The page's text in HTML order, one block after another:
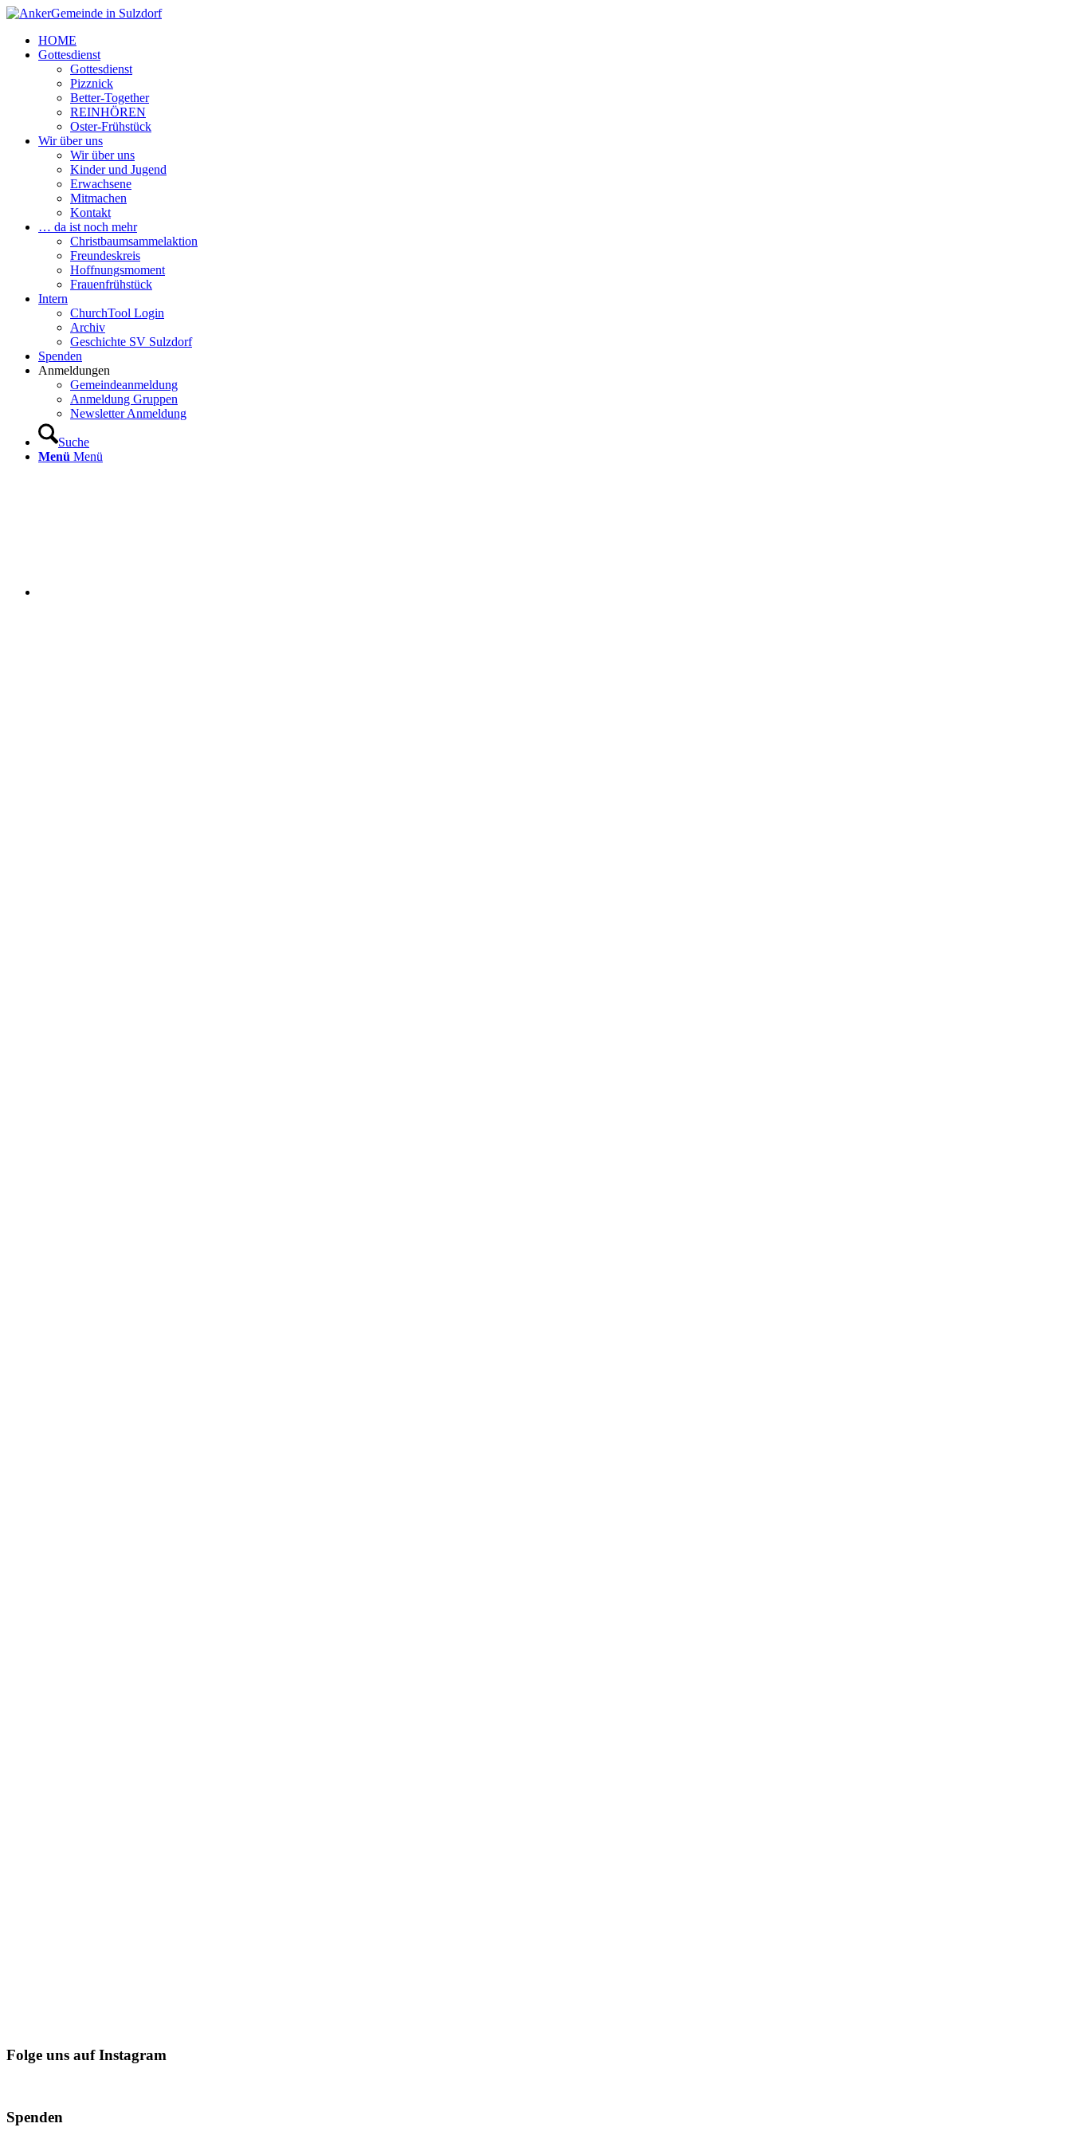
HOME
Gottesdienst
Gottesdienst
Pizznick
Better-Together
REINHÖREN
Oster-Frühstück
Wir über uns
Wir über uns
Kinder und Jugend
Erwachsene
Mitmachen
Kontakt
… da ist noch mehr
Christbaumsammelaktion
Freundeskreis
Hoffnungsmoment
Frauenfrühstück
Intern
ChurchTool Login
Archiv
Geschichte SV Sulzdorf
Spenden
Anmeldungen
Gemeindeanmeldung
Anmeldung Gruppen
Newsletter Anmeldung
Suche
Menü Menü
Folge uns auf Instagram
Spenden